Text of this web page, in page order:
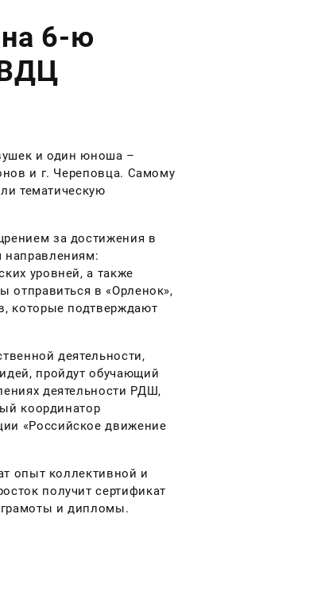
на 6-ю
ВДЦ
и один юноша –
и г. Череповца. Самому
тематическую
за достижения в
направлениям:
уровней, а также
отправиться в «Орленок»,
которые подтверждают
деятельности,
пройдут обучающий
деятельности РДШ,
координатор
«Российское движение
опыт коллективной и
получит сертификат
и дипломы.